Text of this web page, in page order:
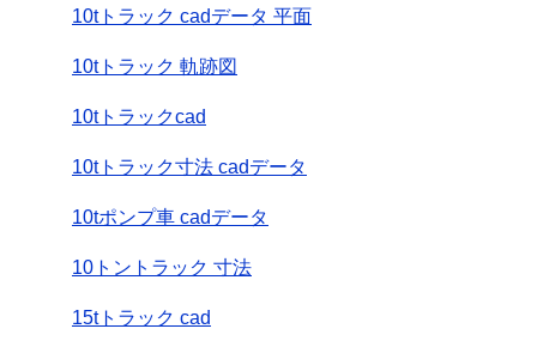
10tトラック cadデータ 平面
10tトラック 軌跡図
10tトラックcad
10tトラック寸法 cadデータ
10tポンプ車 cadデータ
10トントラック 寸法
15tトラック cad